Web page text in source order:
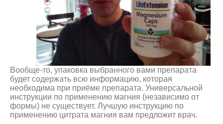
Вообще-то, упаковка выбранного вами препарата
будет содержать всю информацию, которая
необходима при приёме препарата. Универсальной
инструкции по применению магния (независимо от
формы) не существует. Лучшую инструкцию по
применению цитрата магния вам предложит врач.